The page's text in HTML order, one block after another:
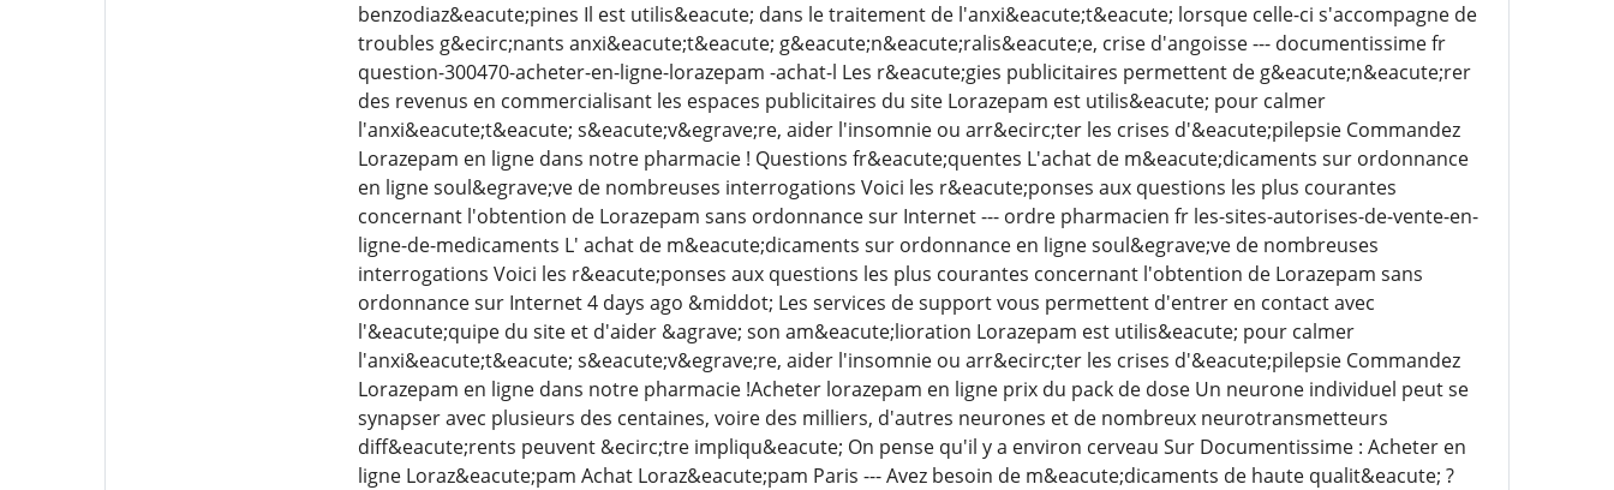
benzodiaz&eacute;pines Il est utilis&eacute; dans le traitement de l'anxi&eacute;t&eacute; lorsque celle-ci s'accompagne de
troubles g&ecirc;nants anxi&eacute;t&eacute; g&eacute;n&eacute;ralis&eacute;e, crise d'angoisse --- documentissime fr
question-300470-acheter-en-ligne-lorazepam -achat-l Les r&eacute;gies publicitaires permettent de g&eacute;n&eacute;rer
des revenus en commercialisant les espaces publicitaires du site Lorazepam est utilis&eacute; pour calmer
l'anxi&eacute;t&eacute; s&eacute;v&egrave;re, aider l'insomnie ou arr&ecirc;ter les crises d'&eacute;pilepsie Commandez
Lorazepam en ligne dans notre pharmacie ! Questions fr&eacute;quentes L'achat de m&eacute;dicaments sur ordonnance
en ligne soul&egrave;ve de nombreuses interrogations Voici les r&eacute;ponses aux questions les plus courantes
concernant l'obtention de Lorazepam sans ordonnance sur Internet --- ordre pharmacien fr les-sites-autorises-de-vente-en-
ligne-de-medicaments L' achat de m&eacute;dicaments sur ordonnance en ligne soul&egrave;ve de nombreuses
interrogations Voici les r&eacute;ponses aux questions les plus courantes concernant l'obtention de Lorazepam sans
ordonnance sur Internet 4 days ago &middot; Les services de support vous permettent d'entrer en contact avec
l'&eacute;quipe du site et d'aider &agrave; son am&eacute;lioration Lorazepam est utilis&eacute; pour calmer
l'anxi&eacute;t&eacute; s&eacute;v&egrave;re, aider l'insomnie ou arr&ecirc;ter les crises d'&eacute;pilepsie Commandez
Lorazepam en ligne dans notre pharmacie !Acheter lorazepam en ligne prix du pack de dose Un neurone individuel peut se
synapser avec plusieurs des centaines, voire des milliers, d'autres neurones et de nombreux neurotransmetteurs
diff&eacute;rents peuvent &ecirc;tre impliqu&eacute; On pense qu'il y a environ cerveau Sur Documentissime : Acheter en
ligne Loraz&eacute;pam Achat Loraz&eacute;pam Paris --- Avez besoin de m&eacute;dicaments de haute qualit&eacute; ?